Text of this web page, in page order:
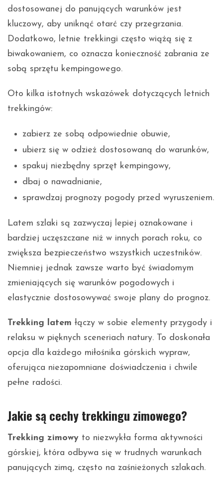
dostosowanej do panujących warunków jest
kluczowy, aby uniknąć otarć czy przegrzania.
Dodatkowo, letnie trekkingi często wiążą się z
biwakowaniem, co oznacza konieczność zabrania ze
sobą sprzętu kempingowego.
Oto kilka istotnych wskazówek dotyczących letnich
trekkingów:
zabierz ze sobą odpowiednie obuwie,
ubierz się w odzież dostosowaną do warunków,
spakuj niezbędny sprzęt kempingowy,
dbaj o nawadnianie,
sprawdzaj prognozy pogody przed wyruszeniem.
Latem szlaki są zazwyczaj lepiej oznakowane i
bardziej uczęszczane niż w innych porach roku, co
zwiększa bezpieczeństwo wszystkich uczestników.
Niemniej jednak zawsze warto być świadomym
zmieniających się warunków pogodowych i
elastycznie dostosowywać swoje plany do prognoz.
Trekking latem łączy w sobie elementy przygody i
relaksu w pięknych sceneriach natury. To doskonała
opcja dla każdego miłośnika górskich wypraw,
oferująca niezapomniane doświadczenia i chwile
pełne radości.
Jakie są cechy trekkingu zimowego?
Trekking zimowy to niezwykła forma aktywności
górskiej, która odbywa się w trudnych warunkach
panujących zimą, często na zaśnieżonych szlakach.